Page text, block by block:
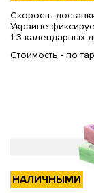
Скорость
Украине
1-3 календарных
Стоимость - по
НАЛИЧНЫМИ